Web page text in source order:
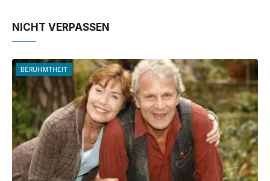
NICHT VERPASSEN
BERUHMTHEIT